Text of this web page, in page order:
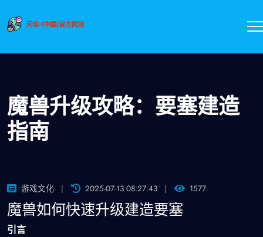
魔兽升级攻略：要塞建造
指南
游戏文化 2025-07-13 08:27:43 1577
魔兽如何快速升级建造要塞
引言